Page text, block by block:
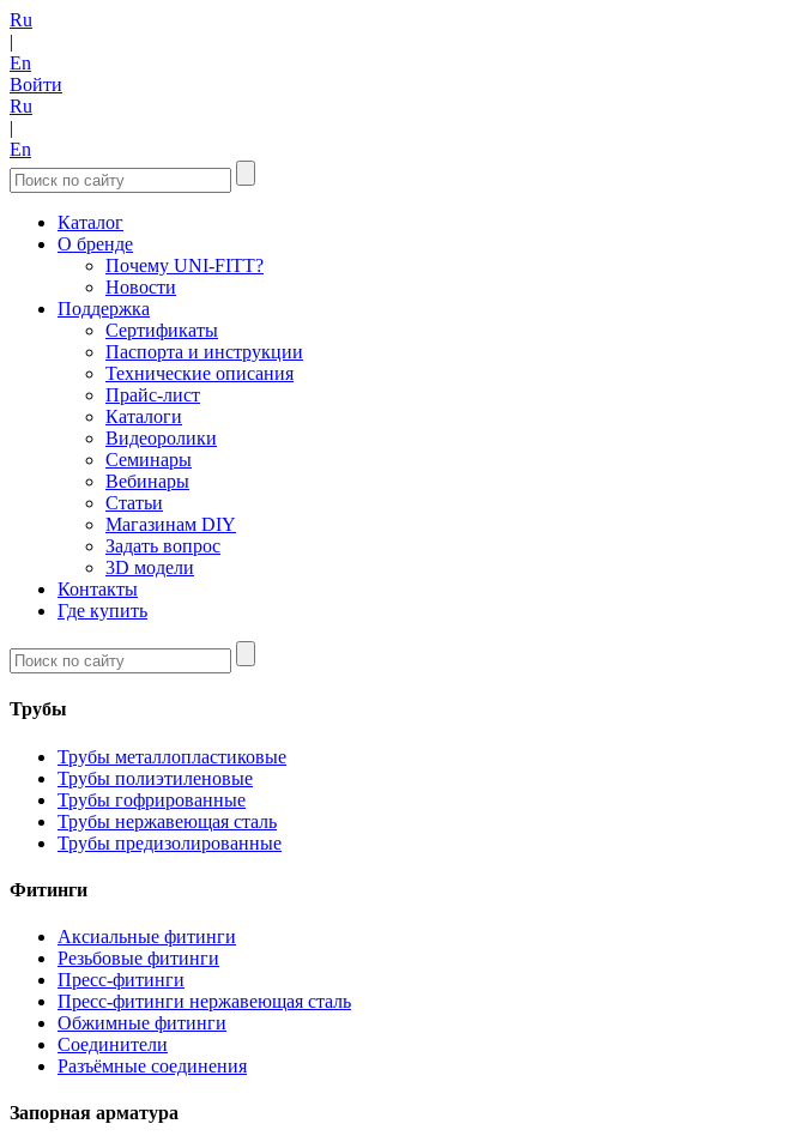
Ru
|
En
Войти
Ru
|
En
Каталог
О бренде
Почему UNI-FITT?
Новости
Поддержка
Сертификаты
Паспорта и инструкции
Технические описания
Прайс-лист
Каталоги
Видеоролики
Семинары
Вебинары
Статьи
Магазинам DIY
Задать вопрос
3D модели
Контакты
Где купить
Трубы
Трубы металлопластиковые
Трубы полиэтиленовые
Трубы гофрированные
Трубы нержавеющая сталь
Трубы предизолированные
Фитинги
Аксиальные фитинги
Резьбовые фитинги
Пресс-фитинги
Пресс-фитинги нержавеющая сталь
Обжимные фитинги
Соединители
Разъёмные соединения
Запорная арматура